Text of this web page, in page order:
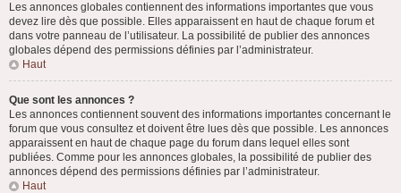
Les annonces globales contiennent des informations importantes que vous
devez lire dès que possible. Elles apparaissent en haut de chaque forum et
dans votre panneau de l’utilisateur. La possibilité de publier des annonces
globales dépend des permissions définies par l’administrateur.
Haut
Que sont les annonces ?
Les annonces contiennent souvent des informations importantes concernant le
forum que vous consultez et doivent être lues dès que possible. Les annonces
apparaissent en haut de chaque page du forum dans lequel elles sont
publiées. Comme pour les annonces globales, la possibilité de publier des
annonces dépend des permissions définies par l’administrateur.
Haut